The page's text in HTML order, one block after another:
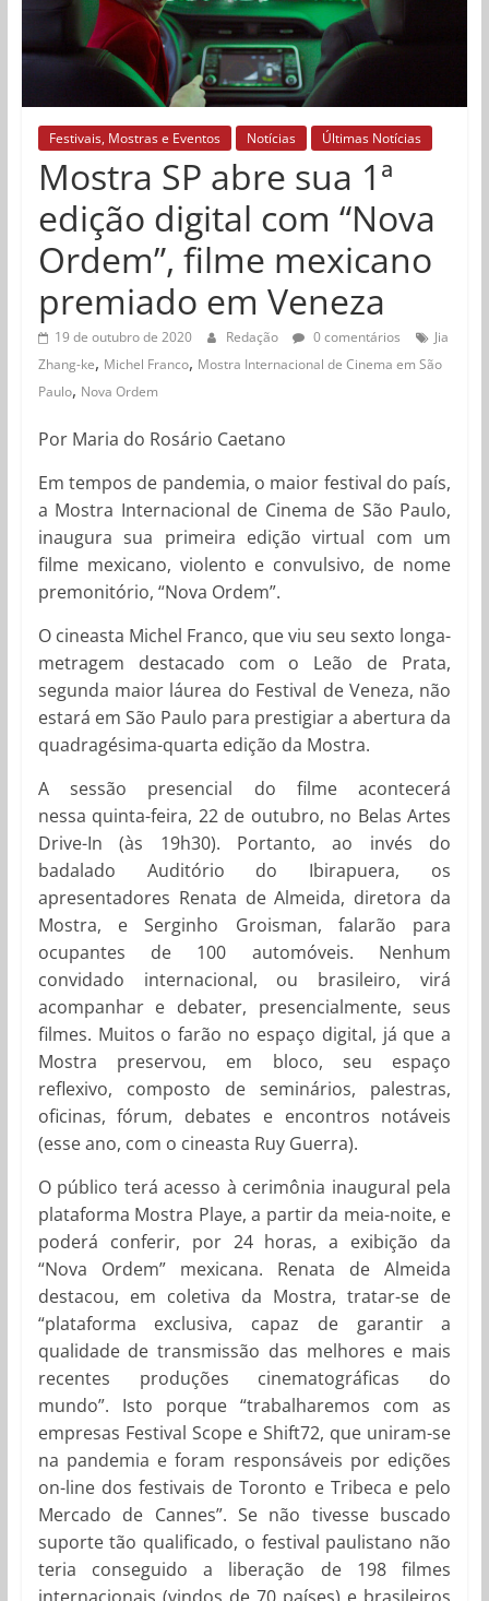
Festivais, Mostras e Eventos Notícias Últimas Notícias
Mostra SP abre sua 1ª
edição digital com “Nova
Ordem”, filme mexicano
premiado em Veneza
19 de outubro de 2020 Redação 0 comentários
Jia
Zhang-ke, Michel Franco, Mostra Internacional de Cinema em São
Paulo, Nova Ordem
Por Maria do Rosário Caetano
Em tempos de pandemia, o maior festival do país,
a Mostra Internacional de Cinema de São Paulo,
inaugura sua primeira edição virtual com um
filme mexicano, violento e convulsivo, de nome
premonitório, “Nova Ordem”.
O cineasta Michel Franco, que viu seu sexto longa-
metragem destacado com o Leão de Prata,
segunda maior láurea do Festival de Veneza, não
estará em São Paulo para prestigiar a abertura da
quadragésima-quarta edição da Mostra.
A sessão presencial do filme acontecerá
nessa quinta-feira, 22 de outubro, no Belas Artes
Drive-In (às 19h30). Portanto, ao invés do
badalado Auditório do Ibirapuera, os
apresentadores Renata de Almeida, diretora da
Mostra, e Serginho Groisman, falarão para
ocupantes de 100 automóveis. Nenhum
convidado internacional, ou brasileiro, virá
acompanhar e debater, presencialmente, seus
filmes. Muitos o farão no espaço digital, já que a
Mostra preservou, em bloco, seu espaço
reflexivo, composto de seminários, palestras,
oficinas, fórum, debates e encontros notáveis
(esse ano, com o cineasta Ruy Guerra).
O público terá acesso à cerimônia inaugural pela
plataforma Mostra Playe, a partir da meia-noite, e
poderá conferir, por 24 horas, a exibição da
“Nova Ordem” mexicana. Renata de Almeida
destacou, em coletiva da Mostra, tratar-se de
“plataforma exclusiva, capaz de garantir a
qualidade de transmissão das melhores e mais
recentes produções cinematográficas do
mundo”. Isto porque “trabalharemos com as
empresas Festival Scope e Shift72, que uniram-se
na pandemia e foram responsáveis por edições
on-line dos festivais de Toronto e Tribeca e pelo
Mercado de Cannes”. Se não tivesse buscado
suporte tão qualificado, o festival paulistano não
teria conseguido a liberação de 198 filmes